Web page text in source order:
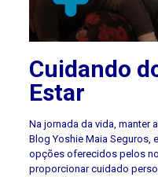
Cuidando
Estar
Na jornada da vida, manter
Blog Yoshie Maia Seguros,
opções oferecidos pelos
proporcionar cuidado